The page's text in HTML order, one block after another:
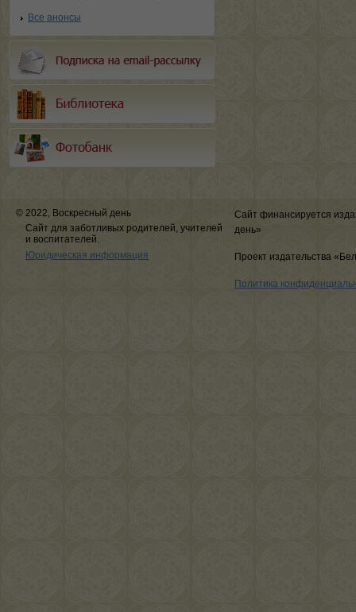
Все анонсы
© 2022, Воскресный день
Сайт для заботливых родителей, учителей
и воспитателей.
Юридическая информация
Сайт финансируется
день»
Проект издательства
Политика